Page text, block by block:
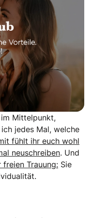
Mittelpunkt,
jedes Mal, welche
fühlt ihr euch wohl
neuschreiben. Und
freien Trauung: Sie